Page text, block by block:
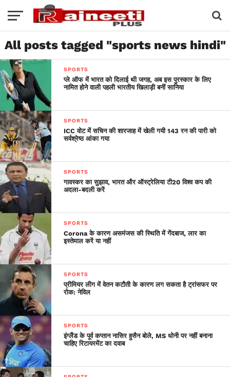
All posts tagged "sports news hindi"
SPORTS
प्ले ऑफ में भारत को दिलाई थी जगह, अब इस पुरस्कार के लिए
नामित होने वाली पहली भारतीय खिलाड़ी बनीं सानिया
SPORTS
ICC वोट में सचिन की शारजाह में खेली गयी 143 रन की पारी को
सर्वश्रेष्ठ आंका गया
SPORTS
गावस्कर का सुझाव, भारत और ऑस्ट्रेलिया टी20 विश्व कप की
अदला-बदली करें
SPORTS
Corona के कारण असमंजस की स्थिति में गेंदबाज, लार का
इस्तेमाल करें या नहीं
SPORTS
प्रीमियर लीग में वेतन कटौती के कारण लग सकता है ट्रांसफर पर
रोक: नेविल
SPORTS
इंग्लैंड के पूर्व कप्तान नासिर हुसैन बोले, MS धोनी पर नहीं बनाना
चाहिए रिटायरमेंट का दवाब